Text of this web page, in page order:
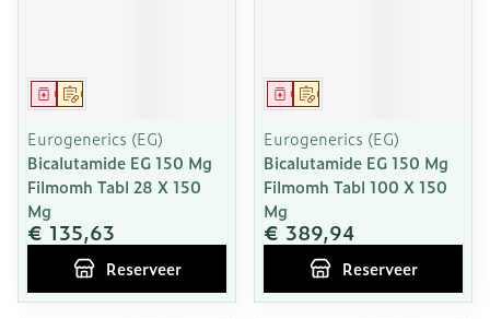
Op voorschrift
Geneesmiddel
Eurogenerics (EG)
Bicalutamide EG 150 Mg
Filmomh Tabl 28 X 150
Mg
€ 135,63
Reserveer
Op voorschrift
Geneesmiddel
Eurogenerics (EG)
Bicalutamide EG 150 Mg
Filmomh Tabl 100 X 150
Mg
€ 389,94
Reserveer